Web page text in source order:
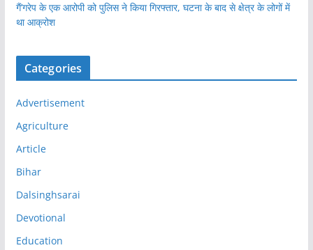
गैं’गरेप के एक आरोपी को पुलिस ने किया गिरफ्तार, घटना के बाद से क्षेत्र के लोगों में
था आक्रोश
Categories
Advertisement
Agriculture
Article
Bihar
Dalsinghsarai
Devotional
Education